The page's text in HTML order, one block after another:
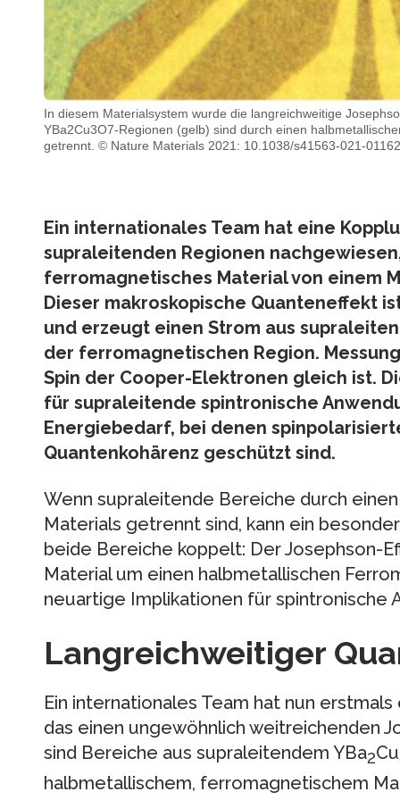
In diesem Materialsystem wurde die langreichweitige
YBa2Cu3O7-Regionen (gelb) sind durch einen
getrennt. © Nature Materials 2021: 10.1038/s41563-021-
Ein internationales Team hat eine
supraleitenden Regionen
ferromagnetisches Material von einem
Dieser makroskopische Quanteneffekt
und erzeugt einen Strom aus
der ferromagnetischen Region.
Spin der Cooper-Elektronen gleich ist.
für supraleitende spintronische
Energiebedarf, bei denen
Quantenkohärenz geschützt sind.
Wenn supraleitende Bereiche durch
Materials getrennt sind, kann ein
beide Bereiche koppelt: Der Josephson-
Material um einen halbmetallischen
neuartige Implikationen für spintronische
Langreichweitiger
Ein internationales Team hat nun
das einen ungewöhnlich weitreichenden
sind Bereiche aus supraleitendem YBa2Cu
halbmetallischem, ferromagnetischem